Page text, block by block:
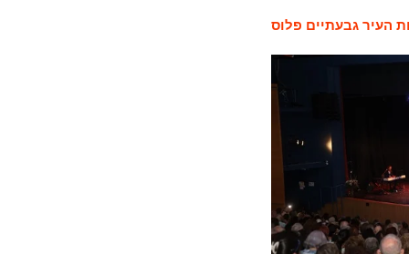
העיר גבעתיים פלוס